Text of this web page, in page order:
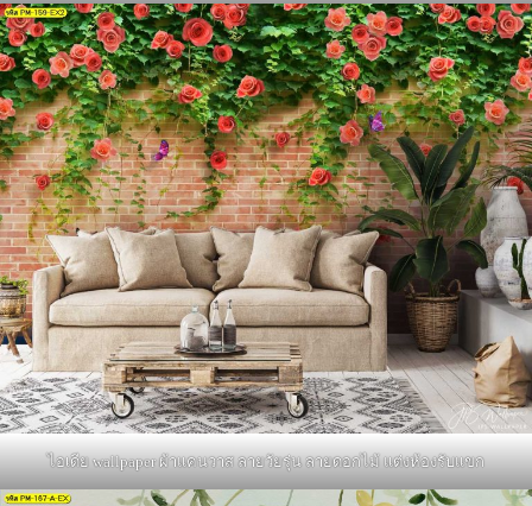
ไอเดีย wallpaper ผ้าแคนวาส ลายวัยรุ่น ลายดอกไม้ แต่งห้องรับแขก